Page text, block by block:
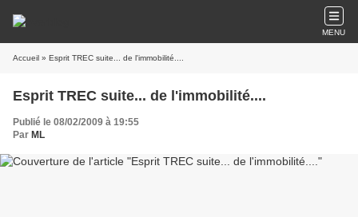
MENU
Accueil » Esprit TREC suite... de l'immobilité....
Esprit TREC suite... de l'immobilité....
Publié le 08/02/2009 à 19:55
Par ML